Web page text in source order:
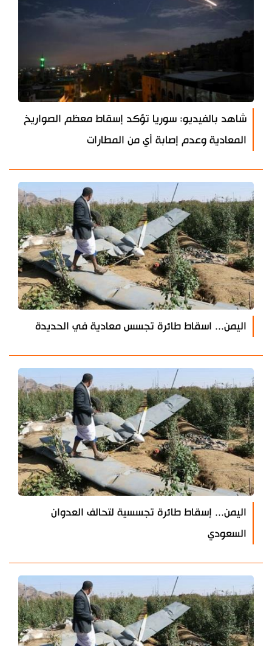
شاهد بالفيديو: سوريا تؤكد إسقاط معظم الصواريخ
المعادية وعدم إصابة أي من المطارات
اليمن... اسقاط طائرة تجسس معادية في الحديدة
اليمن... إسقاط طائرة تجسسية لتحالف العدوان
السعودي